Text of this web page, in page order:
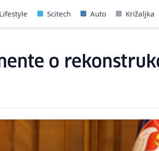
Lifestyle Scitech Auto Križaljka
o